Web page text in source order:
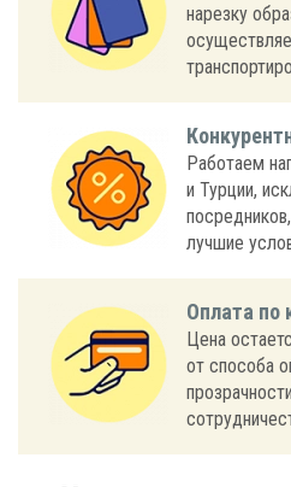
нарезку
Работаем
и Турции,
лучшие
Оплата по
Цена
от способа